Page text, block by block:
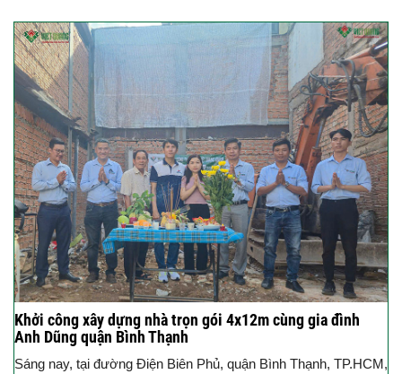
Khởi công xây dựng nhà trọn gói 4x12m cùng gia đình
Anh Dũng quận Bình Thạnh
Sáng nay, tại đường Điện Biên Phủ, quận Bình Thạnh, TP.HCM,